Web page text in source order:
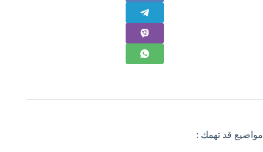
مواضيع قد تهمك :